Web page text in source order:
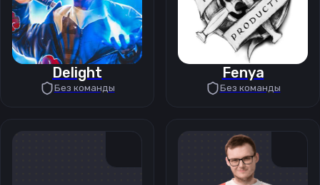
Delight
Без команды
Fenya
Без команды